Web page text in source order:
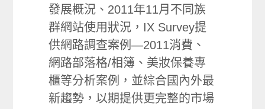
發展概況、2011年11月不同族
群網站使用狀況，IX Survey提
供網路調查案例—2011消費、
網路部落格/相簿、美妝保養專
櫃等分析案例，並綜合國內外最
新趨勢，以期提供更完整的市場